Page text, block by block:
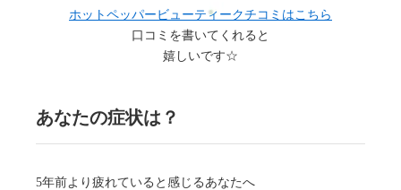
ホットペッパービューティークチコミはこちら
口コミを書いてくれると
嬉しいです☆
あなたの症状は？
5年前より疲れていると感じるあなたへ